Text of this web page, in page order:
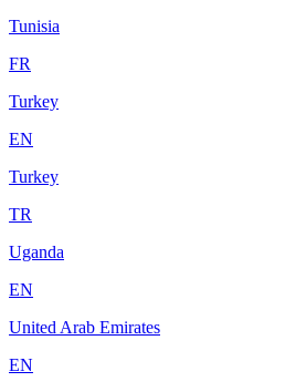
Tunisia
FR
Turkey
EN
Turkey
TR
Uganda
EN
United Arab Emirates
EN